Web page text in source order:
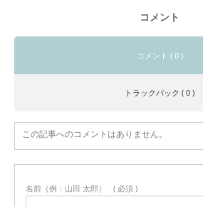
コメント
コメント ( 0 )
トラックバック ( 0 )
この記事へのコメントはありません。
名前（例：山田 太郎） ( 必須 )